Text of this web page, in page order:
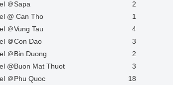
＠Sapa
2
@ Can Tho
1
＠Vung Tau
4
＠Con Dao
3
＠Bin Duong
2
@Buon Mat Thuot
3
＠Phu Quoc
18